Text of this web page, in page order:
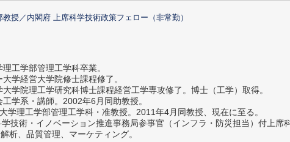
授／内閣府 上席科学技術政策フェロー（非常勤）
工学部管理工学科卒業。
学経営大学院修士課程修了。
学院理工学研究科博士課程経営工学専攻修了。博士（工学）取得。
学系・講師。2002年6月同助教授。
学理工学部管理工学科・准教授。2011年4月同教授、現在に至る。
技術・イノベーション推進事務局参事官（インフラ・防災担当）付上席
析、品質管理、マーケティング。